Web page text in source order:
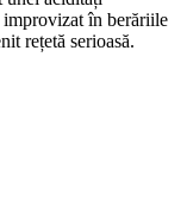
improvizat în berăriile
rețetă serioasă.